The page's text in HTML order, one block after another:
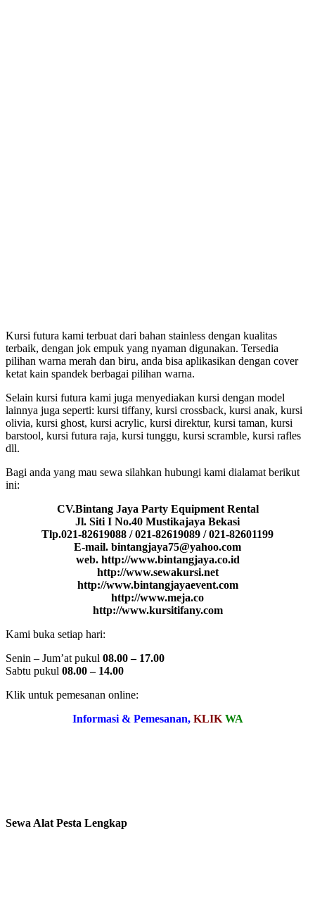
Kursi futura kami terbuat dari bahan stainless dengan kualitas
terbaik, dengan jok empuk yang nyaman digunakan. Tersedia
pilihan warna merah dan biru, anda bisa aplikasikan dengan cover
ketat kain spandek berbagai pilihan warna.
Selain kursi futura kami juga menyediakan kursi dengan model
lainnya juga seperti: kursi tiffany, kursi crossback, kursi anak, kursi
olivia, kursi ghost, kursi acrylic, kursi direktur, kursi taman, kursi
barstool, kursi futura raja, kursi tunggu, kursi scramble, kursi rafles
dll.
Bagi anda yang mau sewa silahkan hubungi kami dialamat berikut
ini:
CV.Bintang Jaya Party Equipment Rental
Jl. Siti I No.40 Mustikajaya Bekasi
Tlp.021-82619088 / 021-82619089 / 021-82601199
E-mail. bintangjaya75@yahoo.com
web. http://www.bintangjaya.co.id
http://www.sewakursi.net
http://www.bintangjayaevent.com
http://www.meja.co
http://www.kursitifany.com
Kami buka setiap hari:
Senin – Jum’at pukul 08.00 – 17.00
Sabtu pukul 08.00 – 14.00
Klik untuk pemesanan online:
Informasi & Pemesanan, KLIK WA
Sewa Alat Pesta Lengkap